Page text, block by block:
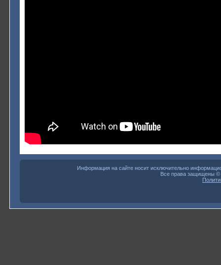
Информация на сайте носит исключительно
Все права защищены ©